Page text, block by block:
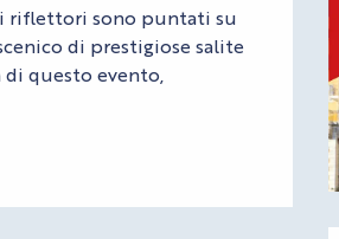
i riflettori sono puntati su
di prestigiose salite
questo evento,